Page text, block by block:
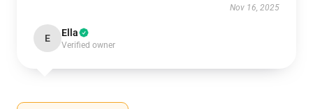
Nov 16, 2025
E Ella
Verified owner